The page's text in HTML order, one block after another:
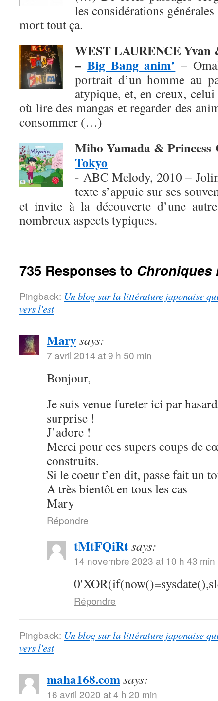
les considérations
mort tout ça.
WEST LAURENCE Yvan
– Big Bang anim’ –
portrait d’un homme au
atypique, et, en creux,
où lire des mangas et regarder des
consommer (…)
Miho Yamada & Princess
Tokyo
- ABC Melody, 2010 –
texte s’appuie sur ses
et invite à la découverte d’une
nombreux aspects typiques.
735 Responses to Chroniques
Pingback: Un blog sur la littérature japonaise
vers l'est
Marysays:
7 avril 2014 at 9 h 50 min
Bonjour,
Je suis venue fureter ici par
surprise !
J’adore !
Merci pour ces supers coups de
construits.
Si le coeur t’en dit, passe fait un
A très bientôt en tous les cas
Mary
Répondre
tMtFQiRtsays:
14 novembre 2023 at 10 h 43 min
Répondre
Pingback: Un blog sur la littérature japonaise
vers l'est
maha168.comsays:
16 avril 2020 at 4 h 20 min